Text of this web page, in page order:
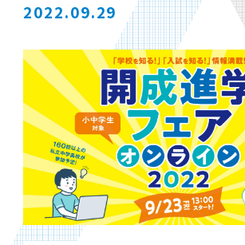
2022.09.29